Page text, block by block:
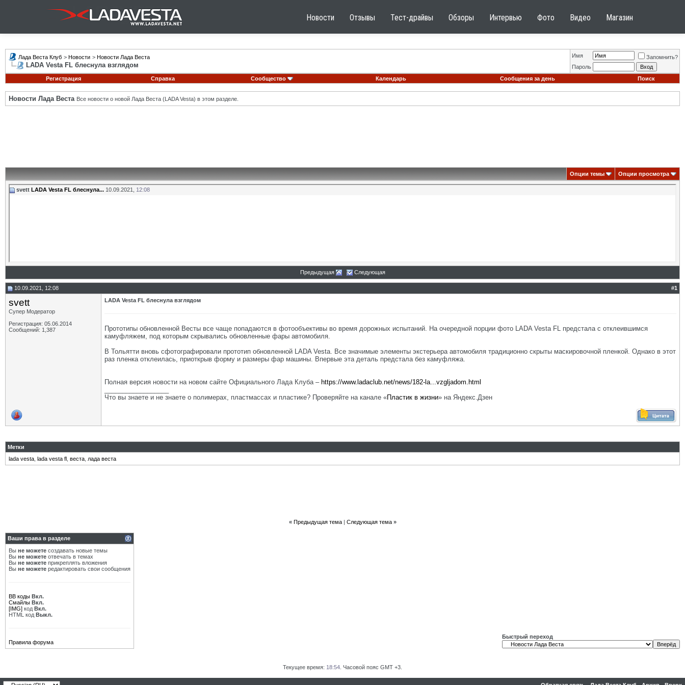
Новости Отзывы Тест-драйвы Обзоры Интервью Фото Видео Магазин
Лада Веста Клуб > Новости > Новости Лада Веста
LADA Vesta FL блеснула взглядом
Имя
Запомнить?
Пароль
Регистрация
Справка Сообщество Календарь Сообщения за день Поиск
Новости Лада Веста Все новости о новой Лада Веста (LADA Vesta) в этом разделе.
Опции темы Опции просмотра
svett LADA Vesta FL блеснула... 10.09.2021, 12:08
Предыдущая Следующая
10.09.2021, 12:08 #1
svett
Супер Модератор
Регистрация: 05.06.2014
Сообщений: 1,387
LADA Vesta FL блеснула взглядом
Прототипы обновленной Весты все чаще попадаются в фотообъективы во время дорожных испытаний. На очередной порции фото LADA Vesta FL предстала с отклеившимся
камуфляжем, под которым скрывались обновленные фары автомобиля.
В Тольятти вновь сфотографировали прототип обновленной LADA Vesta. Все значимые элементы экстерьера автомобиля традиционно скрыты маскировочной пленкой. Однако в этот
раз пленка отклеилась, приоткрыв форму и размеры фар машины. Впервые эта деталь предстала без камуфляжа.
Полная версия новости на новом сайте Официального Лада Клуба – https://www.ladaclub.net/news/182-la...vzgljadom.html
Что вы знаете и не знаете о полимерах, пластмассах и пластике? Проверяйте на канале «Пластик в жизни» на Яндекс.Дзен
Метки
lada vesta lada vesta fl веста лада веста
« Предыдущая тема| Следующая тема »
Ваши права в разделе
Вы не можете создавать новые темы
Вы не можете отвечать в темах
Вы не можете прикреплять вложения
Вы не можете редактировать свои сообщения
BB коды Вкл.
Смайлы Вкл.
[IMG] код Вкл.
HTML код Выкл.
Правила форума
Быстрый переход
Текущее время: 18:54 . Часовой пояс GMT +3.